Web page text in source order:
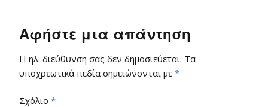
Αφήστε μια απάντηση
Η ηλ. διεύθυνση σας δεν δημοσιεύεται. Τα
υποχρεωτικά πεδία σημειώνονται με *
Σχόλιο *